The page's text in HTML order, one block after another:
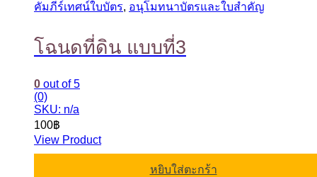
คัมภีร์เทศน์ใบบัตร, อนุโมทนาบัตรและใบสำคัญ
โฉนดที่ดิน แบบที่3
0 out of 5
(0)
SKU: n/a
100฿
View Product
หยิบใส่ตะกร้า